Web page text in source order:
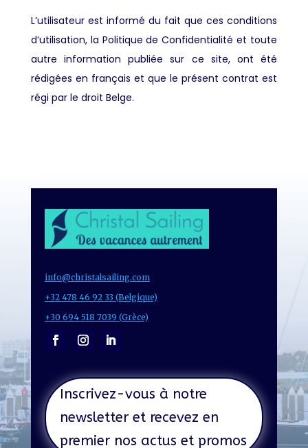
L’utilisateur est informé du fait que ces conditions
d’utilisation, la Politique de Confidentialité et toute
autre information publiée sur ce site, ont été
rédigées en français et que le présent contrat est
régi par le droit Belge.
info@christalsailing.com
+32 478 46 92 33 (Belgique)
+30 694 518 7039 (Grèce)
Inscrivez-vous à notre
newsletter et recevez en
premier nos actus et promos